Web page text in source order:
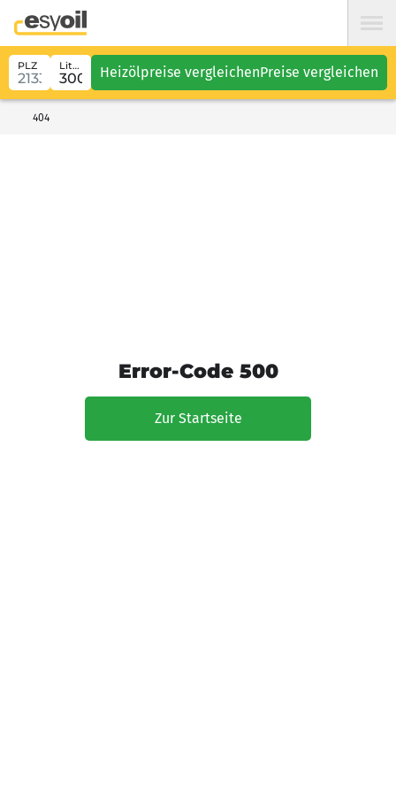
PLZ Liter Heizölpreise vergleichenPreise vergleichen
404
Error-Code 500
Zur Startseite